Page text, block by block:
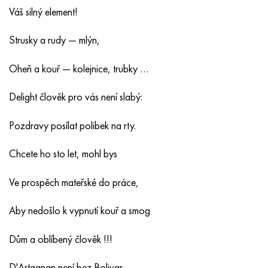
Váš silný element!
Strusky a rudy — mlýn,
Oheň a kouř — kolejnice, trubky …
Delight člověk pro vás není slabý:
Pozdravy posílat polibek na rty.
Chcete ho sto let, mohl bys
Ve prospěch mateřské do práce,
Aby nedošlo k vypnutí kouř a smog
Dům a oblíbený člověk !!!
Nimonic 90
Nimonic 263
Haynes 25
Haynes 188
Haynes 230
Hastelloy b2
Hastelloy b3
Hastelloy c4
Hastelloy C22
Přesná trubka
H70MFV
AM-350 – AM-5548
AM-355 – AM-5547
Custom 450® - uns S45000
Řecký Ascoloy 418
Potrubí odolné proti korozi
45Х14Н14В2М
50X14MF
65X13
90X18MF
95 x 18
ac35g2, 36smnpb14, 1.0765
38x2n2ma, 34CrNiMo6, 40NiCrMo7
40hn2ma, 34CrNiMo4, 36hnm
38 hodin, 37 hodin
38XA, 37Cr4, AISI 5135
38HN3MFA, 35nicrmov12-5
40G, 40Mn4, AISI 1035
38XM, 42CrMo4, AISI 1,7225
40HH, 36NiCr6, AISI 3135